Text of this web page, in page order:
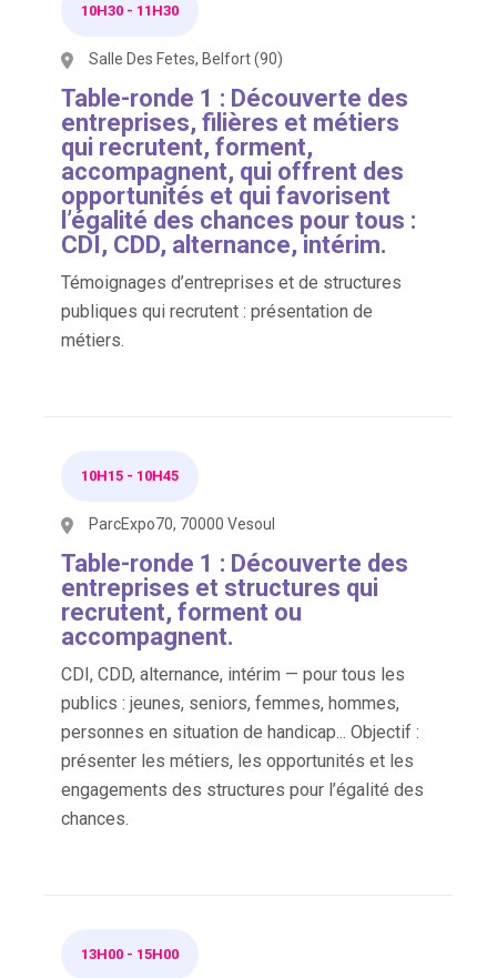
10H30 - 11H30
Salle Des Fetes, Belfort (90)
Table-ronde 1 : Découverte des
entreprises, filières et métiers
qui recrutent, forment,
accompagnent, qui offrent des
opportunités et qui favorisent
l’égalité des chances pour tous :
CDI, CDD, alternance, intérim.
Témoignages d’entreprises et de structures
publiques qui recrutent : présentation de
métiers.
10H15 - 10H45
ParcExpo70, 70000 Vesoul
Table-ronde 1 : Découverte des
entreprises et structures qui
recrutent, forment ou
accompagnent.
CDI, CDD, alternance, intérim — pour tous les
publics : jeunes, seniors, femmes, hommes,
personnes en situation de handicap... Objectif :
présenter les métiers, les opportunités et les
engagements des structures pour l’égalité des
chances.
13H00 - 15H00